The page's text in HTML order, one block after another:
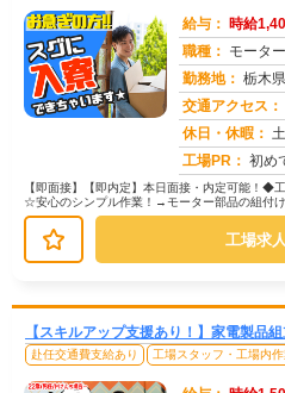
給与： 時給
職種： モータ
勤務地： 栃木
交通アクセス：
休日・休暇： 土
工場PR： 初めての一人暮ら
【即面接】【即内定】本日面接・内定可能！◆
☆安心のシンプル作業！→モーター部品の組付
工程があります。→難しい作業は一...
工場求
【スキルアップ支援あり！】家電製品
赴任交通費支給あり 工場スタッフ・工場内